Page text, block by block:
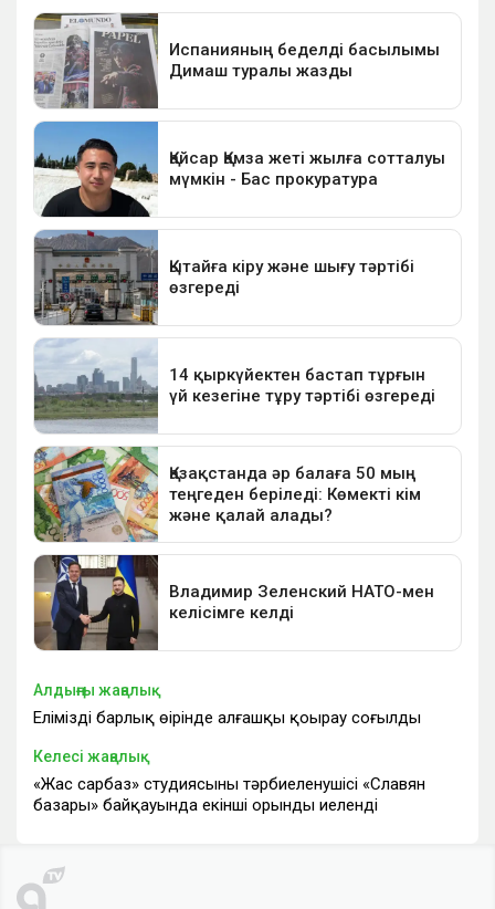
Алдыңғы жаңалық
Еліміздің барлық өңірінде алғашқы қоңырау соғылды
Келесі жаңалық
«Жас сарбаз» студиясының тәрбиеленушісі «Славян
базары» байқауында екінші орынды иеленді